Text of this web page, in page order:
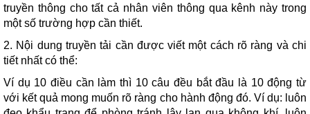
truyền thông cho tất cả nhân viên thông qua kênh này trong
một số trường hợp cần thiết.
2. Nội dung truyền tải cần được viết một cách rõ ràng và chi
tiết nhất có thể:
Ví dụ 10 điều cần làm thì 10 câu đều bắt đầu là 10 động từ
với kết quả mong muốn rõ ràng cho hành động đó. Ví dụ: luôn